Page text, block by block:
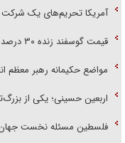
آمریکا تحریم‌های یک شرکت
قیمت گوسفند زنده ۳۰ درصد کاهش یافت؛ گوشت ارزان نشد
مواضع حکیمانه رهبر معظم
اربعین حسینی؛ یکی از
فلسطین مسئله نخست جهان